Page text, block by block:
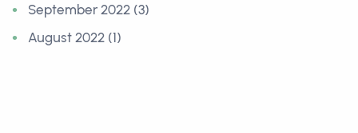
September 2022 (3)
August 2022 (1)